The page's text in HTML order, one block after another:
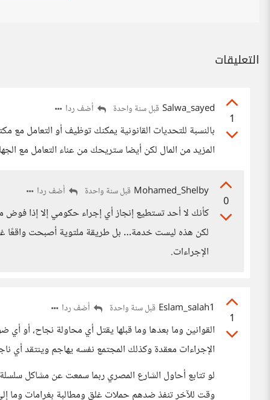
التعليقات
1
Salwa_sayed قبل سنة واحدة أضف ردا
بالنسبة للتحديات القانونية يمكنك توظيف أو التعامل مع
المزيد من المال لكن أيضا ستريحك من عناء التعامل مع
0
Mohamed_Shelby قبل سنة واحدة أضف ردا
كأنك لا أحد تستطيع إنجاز أي إجراء حكومي إلا إذا فوض
لكن هذه ليست خدمة… بل طريقة ملتوية أصبحت واقعًا
الإجراءات.
1
Eslam_salah1 قبل سنة واحدة أضف ردا
القوانين وما بعدها وما قبلها يقتل أي محاولة نجاح، أو
الإجراءات معقدة وكذلك المجتمع نفسه يهاجم وينتقد أي
لو تتابع أحاول الشارع المصري ربما سمعت عن مشاكل
وقت للآخر تنفذ ضدهم حملات غلق ومطالبة بغرامات وما